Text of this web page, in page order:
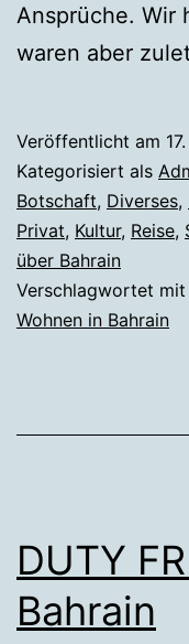
Ansprüche. Wir
waren aber
Veröffentlicht am
Kategorisiert als
Botschaft, Diverses,
Privat, Kultur, Reise,
über Bahrain
Verschlagwortet mit
Wohnen in Bahrain
DUTY
Bahrain